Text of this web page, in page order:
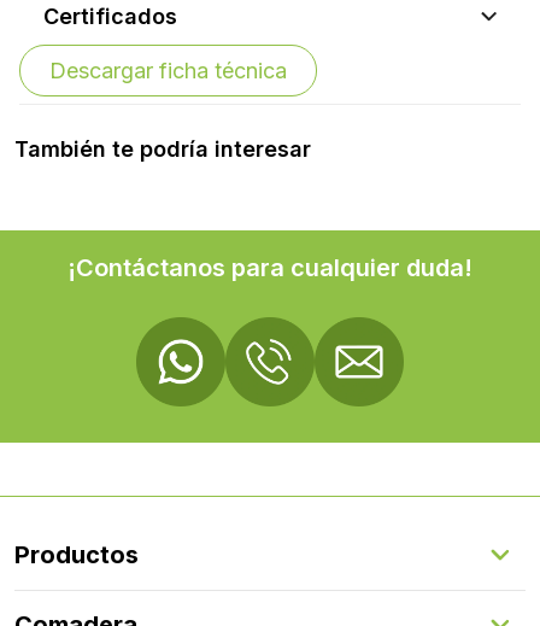
Certificados
Descargar ficha técnica
También te podría interesar
¡Contáctanos para cualquier duda!
Productos